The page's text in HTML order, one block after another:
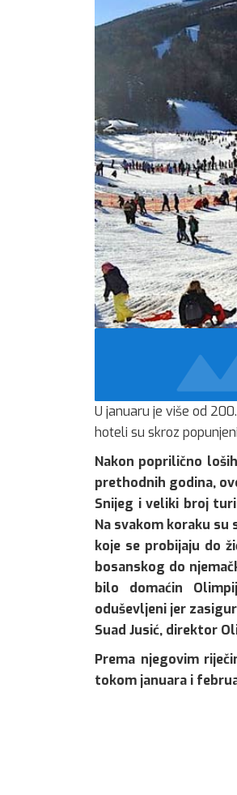
U januaru je više od
hoteli su skroz
Nakon poprilično
prethodnih godina,
Snijeg i veliki broj
Na svakom koraku su
koje se probijaju do
bosanskog do
bilo domaćin
oduševljeni jer
Suad Jusić, direktor
Prema njegovim
tokom januara i